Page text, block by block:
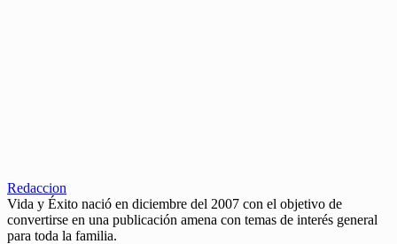
Redaccion
Vida y Éxito nació en diciembre del 2007 con el objetivo de
convertirse en una publicación amena con temas de interés general
para toda la familia.